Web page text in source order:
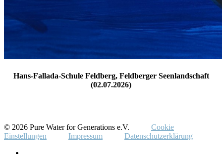
Hans-Fallada-Schule Feldberg, Feldberger Seenlandschaft
(02.07.2026)
© 2026 Pure Water for Generations e.V.
Cookie
Einstellungen
Impressum Datenschutzerklärung